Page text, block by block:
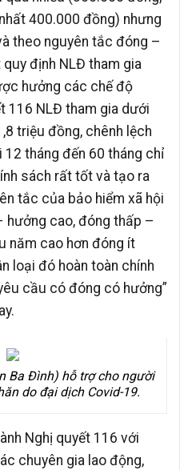
400.000 đồng) nhưng
theo nguyên tắc đóng –
định NLĐ tham gia
hưởng các chế độ
116 NLĐ tham gia dưới
triệu đồng, chênh lệch
12 tháng đến 60 tháng chỉ
sách rất tốt và tạo ra
tắc của bảo hiểm xã hội
hưởng cao, đóng thấp –
năm cao hơn đóng ít
loại đó hoàn toàn chính
cầu có đóng có hưởng”
Ba Đình) hỗ trợ cho người
do đại dịch Covid-19.
Nghị quyết 116 với
chuyên gia lao động,